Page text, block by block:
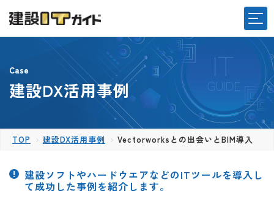
Case
建設DX活用事例
TOP 建設DX活用事例 Vectorworksとの出会いとBIM導入
建設ソフトやハードウエアなどのITツールを導入し
て成功した事例を紹介します。